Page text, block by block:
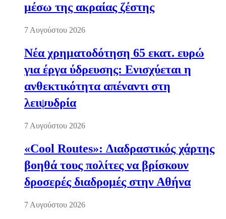
μέσω της ακραίας ζέστης
7 Αυγούστου 2026
Νέα χρηματοδότηση 65 εκατ. ευρώ
για έργα ύδρευσης: Ενισχύεται η
ανθεκτικότητα απέναντι στη
λειψυδρία
7 Αυγούστου 2026
«Cool Routes»: Διαδραστικός χάρτης
βοηθά τους πολίτες να βρίσκουν
δροσερές διαδρομές στην Αθήνα
7 Αυγούστου 2026